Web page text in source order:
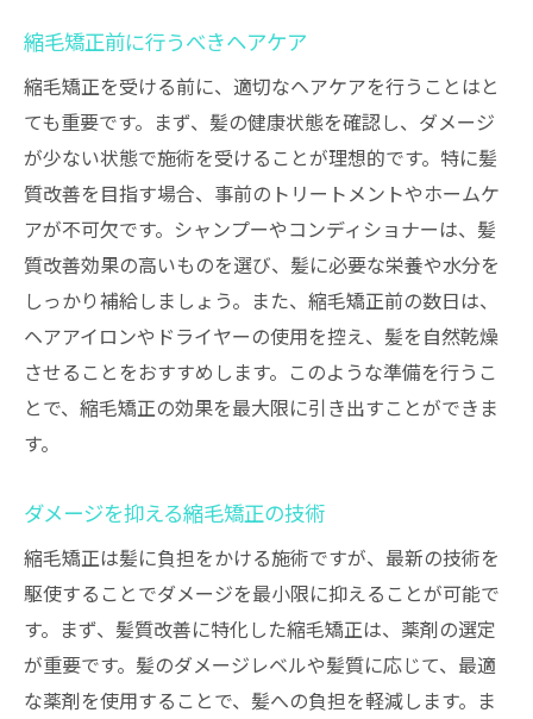
縮毛矯正前に行うべきヘアケア
縮毛矯正を受ける前に、適切なヘアケアを行うことはと
ても重要です。まず、髪の健康状態を確認し、ダメージ
が少ない状態で施術を受けることが理想的です。特に髪
質改善を目指す場合、事前のトリートメントやホームケ
アが不可欠です。シャンプーやコンディショナーは、髪
質改善効果の高いものを選び、髪に必要な栄養や水分を
しっかり補給しましょう。また、縮毛矯正前の数日は、
ヘアアイロンやドライヤーの使用を控え、髪を自然乾燥
させることをおすすめします。このような準備を行うこ
とで、縮毛矯正の効果を最大限に引き出すことができま
す。
ダメージを抑える縮毛矯正の技術
縮毛矯正は髪に負担をかける施術ですが、最新の技術を
駆使することでダメージを最小限に抑えることが可能で
す。まず、髪質改善に特化した縮毛矯正は、薬剤の選定
が重要です。髪のダメージレベルや髪質に応じて、最適
な薬剤を使用することで、髪への負担を軽減します。ま